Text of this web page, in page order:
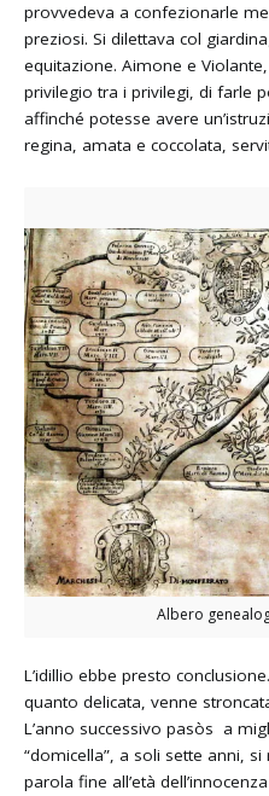
provvedeva a confezionarle
preziosi. Si dilettava col
equitazione. Aimone e
privilegio tra i privilegi, di farle
affinché potesse avere
regina, amata e coccolata,
Albero
L’idillio ebbe presto
quanto delicata, venne
L’anno successivo pasòs a
“domicella”, a soli sette anni,
parola fine all’età